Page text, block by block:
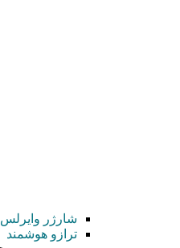
شارژر وایرلس
ترازو هوشمند